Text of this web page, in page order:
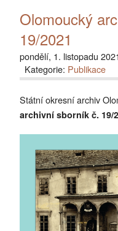
Olomoucký
19/2021
pondělí, 1. listopadu
Kategorie: Publikace
Státní okresní archiv
archivní sborník č. 19/